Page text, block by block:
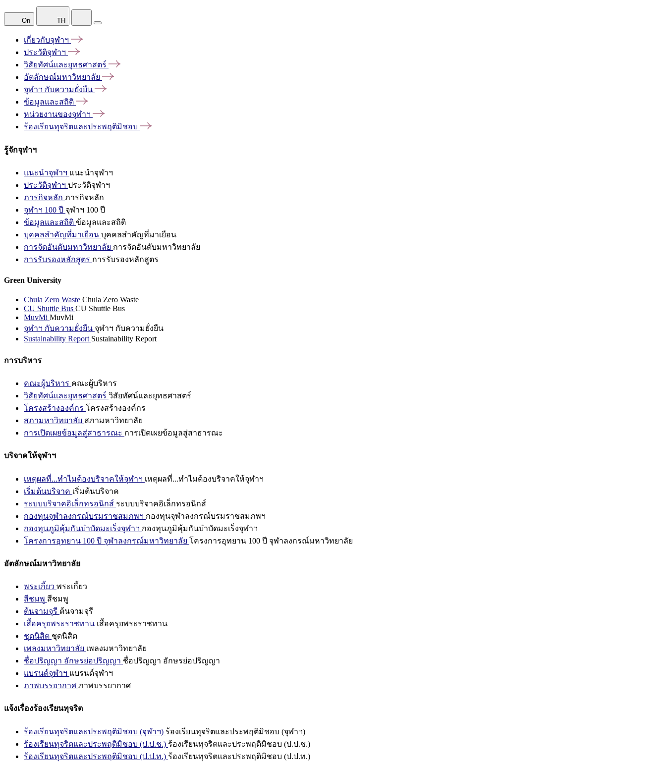
On TH
เกี่ยวกับจุฬาฯ
ประวัติจุฬาฯ
วิสัยทัศน์และยุทธศาสตร์
อัตลักษณ์มหาวิทยาลัย
จุฬาฯ กับความยั่งยืน
ข้อมูลและสถิติ
หน่วยงานของจุฬาฯ
ร้องเรียนทุจริตและประพฤติมิชอบ
รู้จักจุฬาฯ
แนะนำจุฬาฯ แนะนำจุฬาฯ
ประวัติจุฬาฯ ประวัติจุฬาฯ
ภารกิจหลัก ภารกิจหลัก
จุฬาฯ 100 ปี จุฬาฯ 100 ปี
ข้อมูลและสถิติ ข้อมูลและสถิติ
บุคคลสำคัญที่มาเยือน บุคคลสำคัญที่มาเยือน
การจัดอันดับมหาวิทยาลัย การจัดอันดับมหาวิทยาลัย
การรับรองหลักสูตร การรับรองหลักสูตร
Green University
Chula Zero Waste Chula Zero Waste
CU Shuttle Bus CU Shuttle Bus
MuvMi MuvMi
จุฬาฯ กับความยั่งยืน จุฬาฯ กับความยั่งยืน
Sustainability Report Sustainability Report
การบริหาร
คณะผู้บริหาร คณะผู้บริหาร
วิสัยทัศน์และยุทธศาสตร์ วิสัยทัศน์และยุทธศาสตร์
โครงสร้างองค์กร โครงสร้างองค์กร
สภามหาวิทยาลัย สภามหาวิทยาลัย
การเปิดเผยข้อมูลสู่สาธารณะ การเปิดเผยข้อมูลสู่สาธารณะ
บริจาคให้จุฬาฯ
เหตุผลที่...ทำไมต้องบริจาคให้จุฬาฯ เหตุผลที่...ทำไมต้องบริจาคให้จุฬาฯ
เริ่มต้นบริจาค เริ่มต้นบริจาค
ระบบบริจาคอิเล็กทรอนิกส์ ระบบบริจาคอิเล็กทรอนิกส์
กองทุนจุฬาลงกรณ์บรมราชสมภพฯ กองทุนจุฬาลงกรณ์บรมราชสมภพฯ
กองทุนภูมิคุ้มกันบำบัดมะเร็งจุฬาฯ กองทุนภูมิคุ้มกันบำบัดมะเร็งจุฬาฯ
โครงการอุทยาน 100 ปี จุฬาลงกรณ์มหาวิทยาลัย โครงการอุทยาน 100 ปี จุฬาลงกรณ์มหาวิทยาลัย
อัตลักษณ์มหาวิทยาลัย
พระเกี้ยว พระเกี้ยว
สีชมพู สีชมพู
ต้นจามจุรี ต้นจามจุรี
เสื้อครุยพระราชทาน เสื้อครุยพระราชทาน
ชุดนิสิต ชุดนิสิต
เพลงมหาวิทยาลัย เพลงมหาวิทยาลัย
ชื่อปริญญา อักษรย่อปริญญา ชื่อปริญญา อักษรย่อปริญญา
แบรนด์จุฬาฯ แบรนด์จุฬาฯ
ภาพบรรยากาศ ภาพบรรยากาศ
แจ้งเรื่องร้องเรียนทุจริต
ร้องเรียนทุจริตและประพฤติมิชอบ (จุฬาฯ) ร้องเรียนทุจริตและประพฤติมิชอบ (จุฬาฯ)
ร้องเรียนทุจริตและประพฤติมิชอบ (ป.ป.ช.) ร้องเรียนทุจริตและประพฤติมิชอบ (ป.ป.ช.)
ร้องเรียนทุจริตและประพฤติมิชอบ (ป.ป.ท.) ร้องเรียนทุจริตและประพฤติมิชอบ (ป.ป.ท.)